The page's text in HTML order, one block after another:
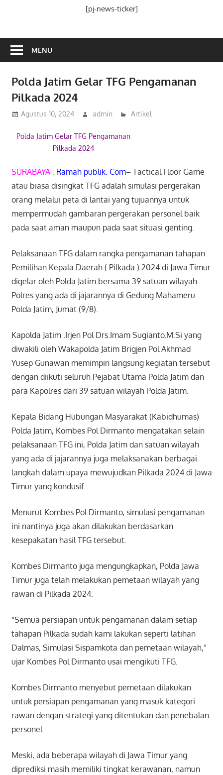
[pj-news-ticker]
MENU
Polda Jatim Gelar TFG Pengamanan
Pilkada 2024
Agustus 10, 2024 admin Artikel
Polda Jatim Gelar TFG Pengamanan
Pilkada 2024
SURABAYA , Ramah publik. Com– Tactical Floor Game
atau biasa disingkat TFG adalah simulasi pergerakan
orang melalui peta di lantai yang tujuannya untuk
mempermudah gambaran pergerakan personel baik
pada saat aman maupun pada saat situasi genting.
Pelaksanaan TFG dalam rangka pengamanan tahapan
Pemilihan Kepala Daerah ( Pilkada ) 2024 di Jawa Timur
digelar oleh Polda Jatim bersama 39 satuan wilayah
Polres yang ada di jajarannya di Gedung Mahameru
Polda Jatim, Jumat (9/8).
Kapolda Jatim ,Irjen Pol Drs.Imam Sugianto,M.Si yang
diwakili oleh Wakapolda Jatim Brigjen Pol Akhmad
Yusep Gunawan memimpin langsung kegiatan tersebut
dengan diikuti seluruh Pejabat Utama Polda Jatim dan
para Kapolres dari 39 satuan wilayah Polda Jatim.
Kepala Bidang Hubungan Masyarakat (Kabidhumas)
Polda Jatim, Kombes Pol Dirmanto mengatakan selain
pelaksanaan TFG ini, Polda Jatim dan satuan wilayah
yang ada di jajarannya juga melaksanakan berbagai
langkah dalam upaya mewujudkan Pilkada 2024 di Jawa
Timur yang kondusif.
Menurut Kombes Pol Dirmanto, simulasi pengamanan
ini nantinya juga akan dilakukan berdasarkan
kesepakatan hasil TFG tersebut.
Kombes Dirmanto juga mengungkapkan, Polda Jawa
Timur juga telah melakukan pemetaan wilayah yang
rawan di Pilkada 2024.
“Semua persiapan untuk pengamanan dalam setiap
tahapan Pilkada sudah kami lakukan seperti latihan
Dalmas, Simulasi Sispamkota dan pemetaan wilayah,”
ujar Kombes Pol Dirmanto usai mengikuti TFG.
Kombes Dirmanto menyebut pemetaan dilakukan
untuk persiapan pengamanan yang masuk kategori
rawan dengan strategi yang ditentukan dan penebalan
personel.
Meski, ada beberapa wilayah di Jawa Timur yang
diprediksi masih memiliki tingkat kerawanan, namun